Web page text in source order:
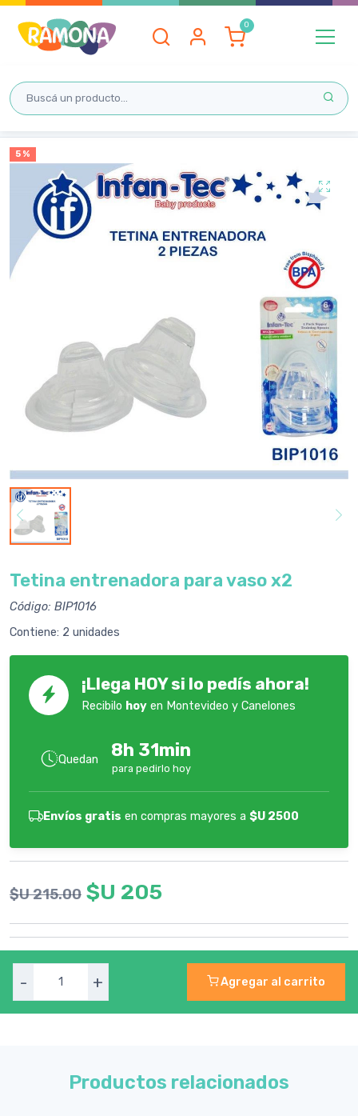
5 %
Tetina entrenadora para vaso x2
Código: BIP1016
Contiene: 2 unidades
¡Llega HOY si lo pedís ahora!
Recibilo hoy en Montevideo y Canelones
Quedan 8h 31min
para pedirlo hoy
Envíos gratis en compras mayores a $U 2500
$U 215.00 $U 205
- + Agregar al carrito
Productos relacionados